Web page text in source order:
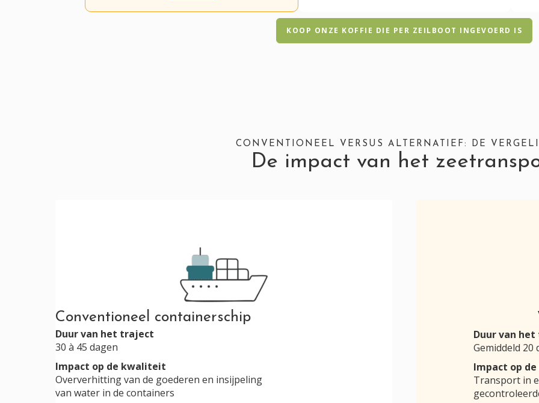
KOOP ONZE KOFFIE DIE PER ZEILBOOT INGEVOERD IS
CONVENTIONEEL VERSUS ALTERNATIEF: DE
De impact van het
Conventioneel containerschip
Duur van het traject
30 à 45 dagen
Impact op de kwaliteit
Oververhitting van de goederen en insijpeling
van water in de containers
Duur van
Gemiddeld 20
Impact op
Transport in